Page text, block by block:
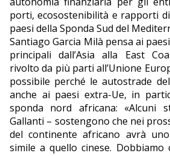
porti, ecosostenibilità e rapporti
paesi della Sponda Sud del
Santiago Garcia Milà pensa ai
principali dall’Asia alla East
rivolto da più parti all’Unione
possibile perché le autostrade
anche ai paesi extra-Ue, in
sponda nord africana: «Alcuni
Gallanti – sostengono che nei
del continente africano avrà
simile a quello cinese. Dobbiamo